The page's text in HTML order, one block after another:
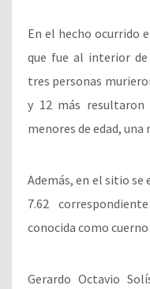
En el hecho ocurrido
que fue al interior de
tres personas
y 12 más
menores de edad, una
Además, en el sitio
7.62
conocida como cuerno
Gerardo Octavio